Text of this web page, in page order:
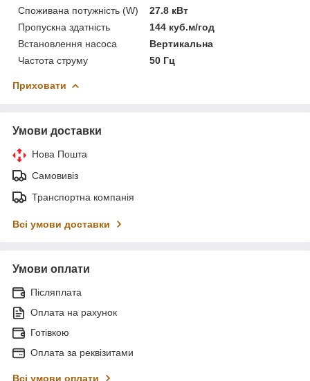
Споживана потужність (W)
27.8 кВт
Пропускна здатність
144 куб.м/год
Встановлення насоса
Вертикальна
Частота струму
50 Гц
Приховати
Умови доставки
Нова Пошта
Самовивіз
Транспортна компанія
Всі умови доставки
Умови оплати
Післяплата
Оплата на рахунок
Готівкою
Оплата за реквізитами
Всі умови оплати